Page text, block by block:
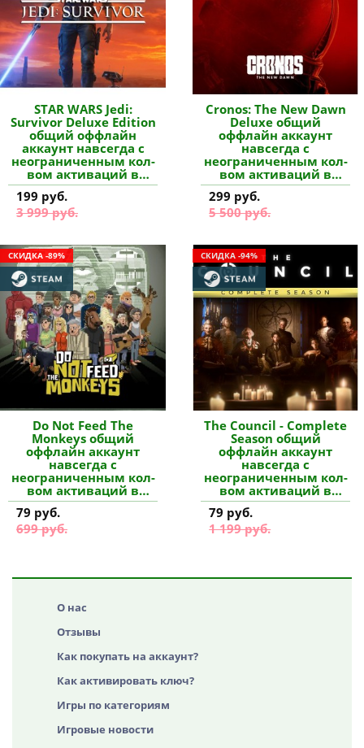
STAR WARS Jedi:
Survivor Deluxe Edition
общий оффлайн
аккаунт навсегда с
неограниченным кол-
вом активаций в
Steam купить
199 руб.
3 999 руб.
Cronos: The New Dawn
Deluxe общий
оффлайн аккаунт
навсегда с
неограниченным кол-
вом активаций в
Steam купить
299 руб.
5 500 руб.
СКИДКА -89%
Do Not Feed The
Monkeys общий
оффлайн аккаунт
навсегда с
неограниченным кол-
вом активаций в
Steam купить
79 руб.
699 руб.
СКИДКА -94%
The Council - Complete
Season общий
оффлайн аккаунт
навсегда с
неограниченным кол-
вом активаций в
Steam купить
79 руб.
1 199 руб.
О нас
Отзывы
Как покупать на аккаунт?
Как активировать ключ?
Игры по категориям
Игровые новости